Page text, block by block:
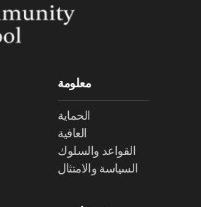
معلومة
الحماية
العافية
القواعد والسلوك
السياسة والامتثال